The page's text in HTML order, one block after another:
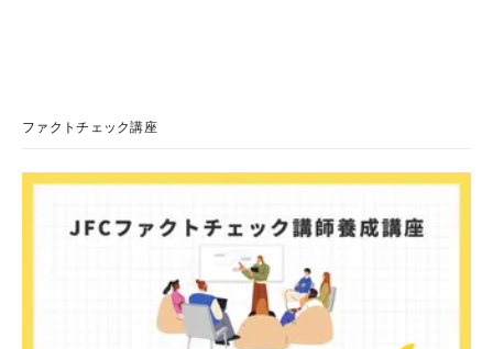
文には「警視庁サイバーセキュリティ対策本部」「通知番
様のメールアドレスと一致しています」と記している。 そ
どうかご確認ください」などと「オンライン確認画面へ」と
いうリンクをクリックするよう誘導している。 本文には、
警視庁の住所（東京都千代田区霞が関2-1-1）も書かれてい
ファクトチェック講座